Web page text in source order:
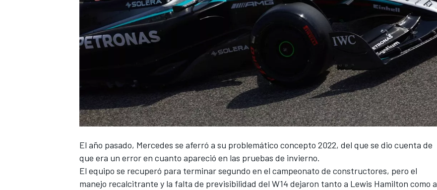
El año pasado, Mercedes se aferró a su problemático concepto 2022, del que se dio cuenta de
que era un error en cuanto apareció en las pruebas de invierno.
El equipo se recuperó para terminar segundo en el campeonato de constructores, pero el
manejo recalcitrante y la falta de previsibilidad del W14 dejaron tanto a Lewis Hamilton como a